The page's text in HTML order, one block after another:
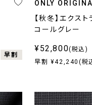
早割
ONLY
【秋冬】エクス
コールグレー
¥52,800(税込)
早割 ¥42,240(税